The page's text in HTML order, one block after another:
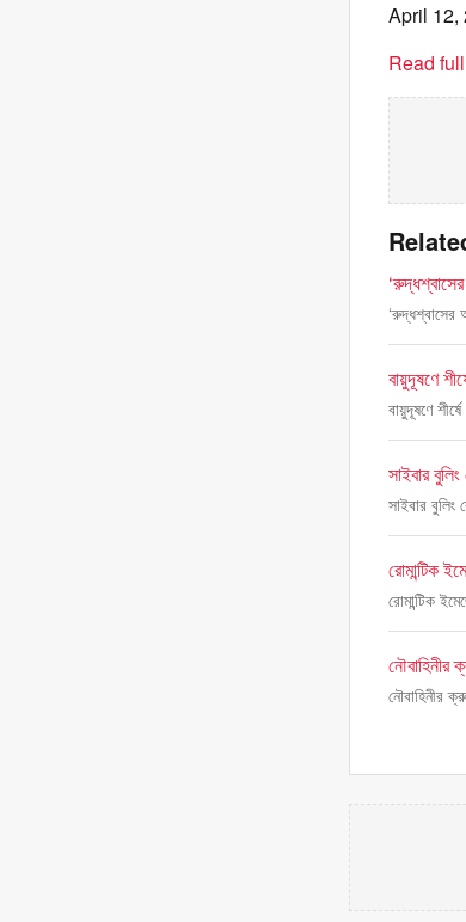
April 12,
Read
‘রুদ্ধশ্বাসের
বায়ুদূষণে
বায়ুদূষণে
সাইবার
সাইবার বুলিং
রোমান্টিক
রোমান্টিক
নৌবাহিনীর
নৌবাহিনীর